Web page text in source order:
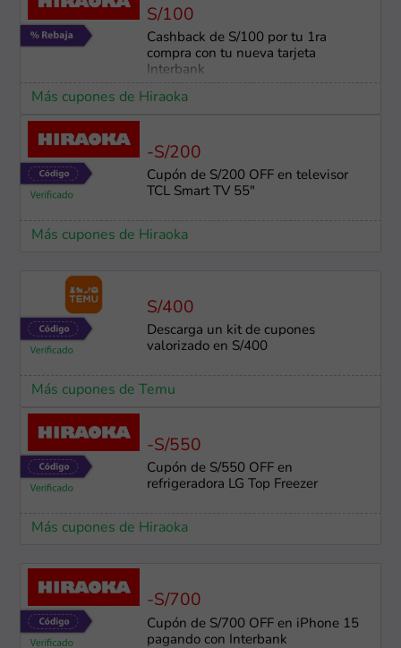
S/100
Cashback de S/100 por tu 1ra
compra con tu nueva tarjeta
Interbank
Más cupones de Hiraoka
-S/200
Cupón de S/200 OFF en televisor
TCL Smart TV 55"
Más cupones de Hiraoka
S/400
Descarga un kit de cupones
valorizado en S/400
Más cupones de Temu
-S/550
Cupón de S/550 OFF en
refrigeradora LG Top Freezer
Más cupones de Hiraoka
-S/700
Cupón de S/700 OFF en iPhone 15
pagando con Interbank